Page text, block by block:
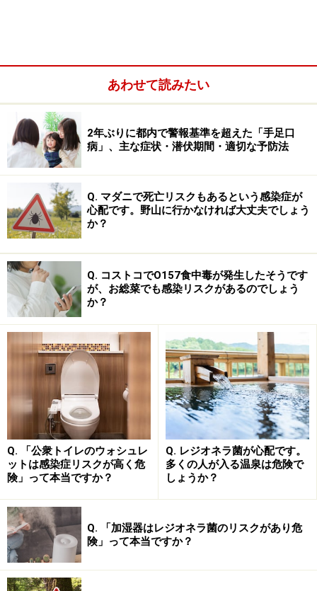
肪の分解を促進するためと考えられています。免疫につ
ウイルスと戦う免疫力を発揮できる体にする
方法」で詳しく解説しています。
少しスケールの大きな話になりますが、人類の歴史は飢
餓との戦い。これに勝ち残った遺伝子だけが生きていま
す。人は雑食ですが代謝経路を見ると肉食寄りの雑食と
いうべきでしょう。人間にとって大事なものを表す言葉
に、「3分3日3週間」というものがあります。窒息死は3
分、脱水症は3日、餓死は3週間で起きるという意味で
す。窒息死が3分は正しいですが、脱水症は3日未満で起
きることも。一方で、慢性疾患がある人は別として、3
週間で餓死をすることはあまりないでしょう。寝込んで
2～3日食べなくても、体はきちんと回復するようにでき
ているのです。
必要はありません。
あわせて読みたい
2年ぶりに都内で警報基準を超えた「手足口
病」、主な症状・潜伏期間・適切な予防法
Q. マダニで死亡リスクもあるという感染症が
心配です。野山に行かなければ大丈夫でしょう
か？
Q. コストコでO157食中毒が発生したそうです
が、お総菜でも感染リスクがあるのでしょう
か？
Q. 「公衆トイレのウォシュレ
ットは感染症リスクが高く危
険」って本当ですか？
Q. レジオネラ菌が心配です。
多くの人が入る温泉は危険で
しょうか？
Q. 「加湿器はレジオネラ菌のリスクがあり危
険」って本当ですか？